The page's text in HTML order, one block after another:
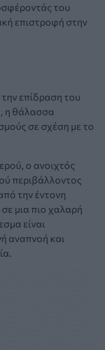
του
επιστροφή στην
επίδραση του
η θάλασσα
σε σχέση με το
ο ανοιχτός
περιβάλλοντος
την έντονη
μια πιο χαλαρή
είναι
αναπνοή και